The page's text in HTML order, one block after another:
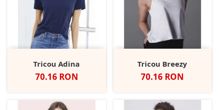
Tricou Adina
Pret
70.16 RON
Tricou Breezy
Pret
70.16 RON